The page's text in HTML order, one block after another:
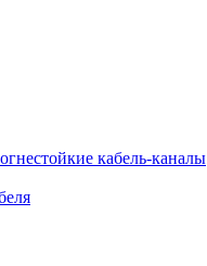
кабель-каналы